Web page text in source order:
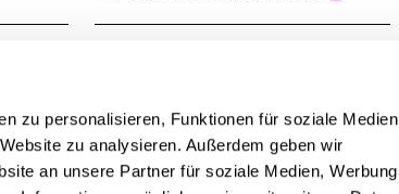
zu personalisieren, Funktionen für soziale Medien
zu analysieren. Außerdem geben wir
an unsere Partner für soziale Medien, Werbung